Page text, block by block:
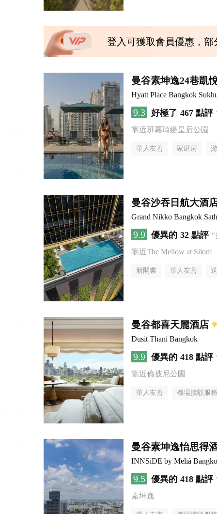
登入可獲取會員優惠，
曼谷素坤逸24巷凱
Hyatt Place Bangkok
9.3 好極了 467 點評
靠近班嘉琦緹皇后公園
華人友善 家庭房
曼谷沙吞日航大酒
Grand Nikko Bangkok
9.9 優異的 32 點評
靠近The Mellow at Silom
新開業 華人友善
曼谷都喜天麗酒店
Dusit Thani Bangkok
9.9 優異的 418 點評
靠近倫披尼公園
華人友善 機場接駁服務
曼谷素坤逸怡思得
INNSiDE by Meliá
9.5 優異的 418 點評
素坤逸